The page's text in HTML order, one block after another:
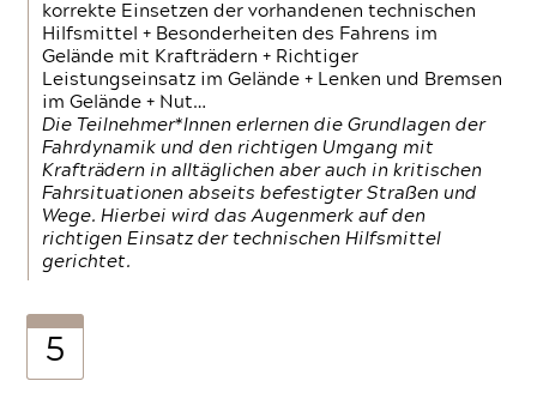
korrekte Einsetzen der vorhandenen technischen
Hilfsmittel + Besonderheiten des Fahrens im
Gelände mit Krafträdern + Richtiger
Leistungseinsatz im Gelände + Lenken und Bremsen
im Gelände + Nut…
Die Teilnehmer*Innen erlernen die Grundlagen der
Fahrdynamik und den richtigen Umgang mit
Krafträdern in alltäglichen aber auch in kritischen
Fahrsituationen abseits befestigter Straßen und
Wege. Hierbei wird das Augenmerk auf den
richtigen Einsatz der technischen Hilfsmittel
gerichtet.
5